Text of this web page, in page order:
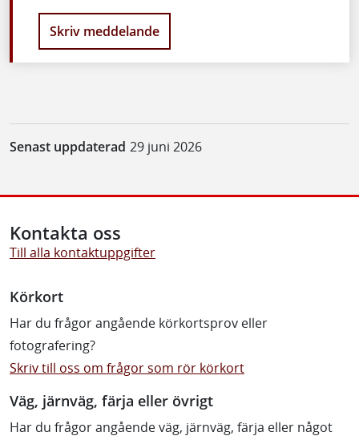
Skriv meddelande
Senast uppdaterad 29 juni 2026
Kontakta oss
Till alla kontaktuppgifter
Körkort
Har du frågor angående körkortsprov eller
fotografering?
Skriv till oss om frågor som rör körkort
Väg, järnväg, färja eller övrigt
Har du frågor angående väg, järnväg, färja eller något